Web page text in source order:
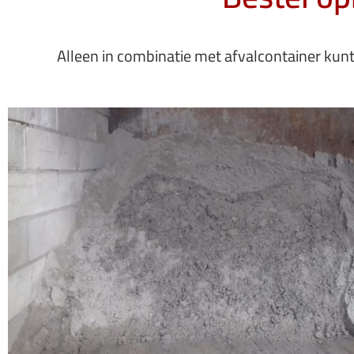
Alleen in combinatie met afvalcontainer